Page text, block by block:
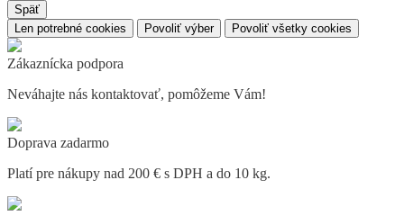
Späť
Len potrebné cookies
Povoliť výber Povoliť všetky cookies
Zákaznícka podpora
Neváhajte nás kontaktovať, pomôžeme Vám!
Doprava zadarmo
Platí pre nákupy nad 200 € s DPH a do 10 kg.